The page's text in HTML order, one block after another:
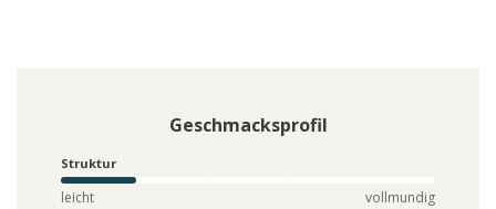
Geschmacksprofil
Struktur
leicht vollmundig